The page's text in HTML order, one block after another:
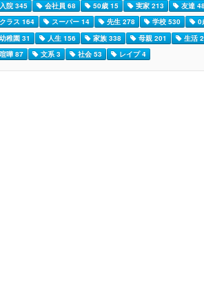
院 345
会社員 68 50歳 15 実家 213
友達
ラス 164
スーパー 14 先生 278 学校 530
0
稚園 31
人生 156 家族 338 母親 201
生活
嘩 87
文系 3 社会 53 レイプ 4